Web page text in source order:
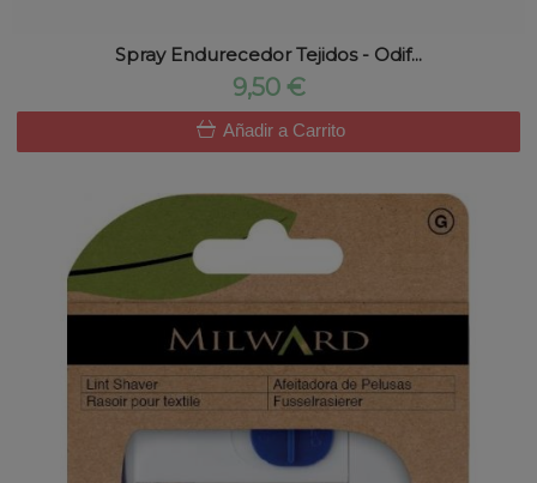
Spray Endurecedor Tejidos - Odif...
9,50 €
Añadir a Carrito